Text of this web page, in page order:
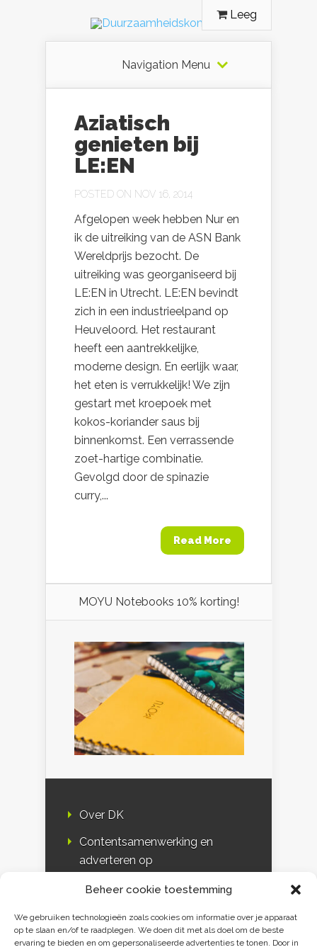
Beheer cookie toestemming
We gebruiken technologieën zoals cookies om informatie over je apparaat
op te slaan en/of te raadplegen. We doen dit met als doel om de beste
ervaring te bieden en om gepersonaliseerde advertenties te tonen. Door in
Leeg
Navigation Menu
Aziatisch
genieten bij
LE:EN
POSTED ON NOV 16, 2014
Afgelopen week hebben Nur en
ik de uitreiking van de ASN Bank
Wereldprijs bezocht. De
uitreiking was georganiseerd bij
LE:EN in Utrecht. LE:EN bevindt
zich in een industrieelpand op
Heuveloord. Het restaurant
heeft een aantrekkelijke,
moderne design. En eerlijk waar,
het eten is verrukkelijk! We zijn
gestart met kroepoek met
kokos-koriander saus bij
binnenkomst. Een verrassende
zoet-hartige combinatie.
Gevolgd door de spinazie
curry,...
Read More
MOYU Notebooks 10% korting!
Over DK
Contentsamenwerking en
adverteren op
DK & media